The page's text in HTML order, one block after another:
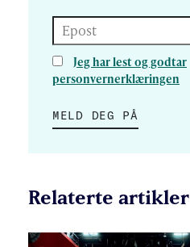
Epost
Jeg har lest og godtar
personvernerklæringen
MELD DEG PÅ
Relaterte artikler